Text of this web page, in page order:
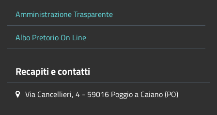
Amministrazione Trasparente
Albo Pretorio On Line
Recapiti e contatti
Via Cancellieri, 4 - 59016 Poggio a Caiano (PO)